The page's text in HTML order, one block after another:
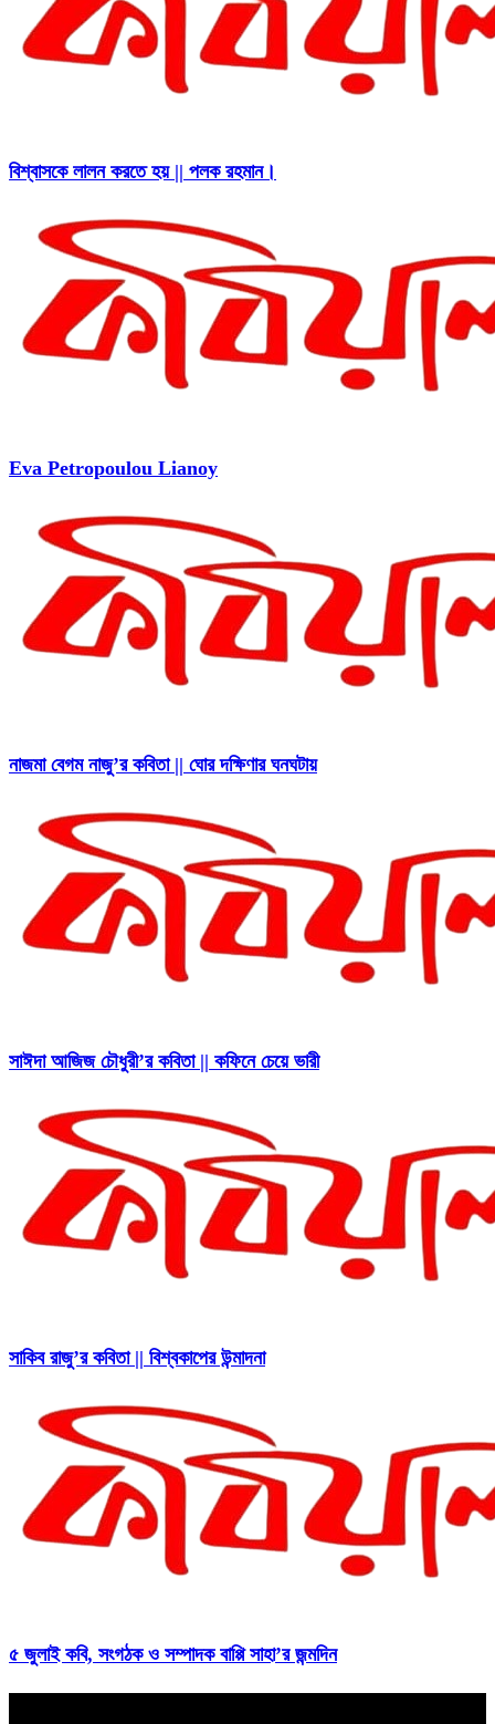
বিশ্বাসকে লালন করতে হয় || পলক রহমান।
Eva Petropoulou Lianoy
নাজমা বেগম নাজু’র কবিতা || ঘোর দক্ষিণার ঘনঘটায়
সাঈদা আজিজ চৌধুরী’র কবিতা || কফিনে চেয়ে ভারী
সাকিব রাজু’র কবিতা || বিশ্বকাপের উন্মাদনা
৫ জুলাই কবি, সংগঠক ও সম্পাদক বাপ্পি সাহা’র জন্মদিন